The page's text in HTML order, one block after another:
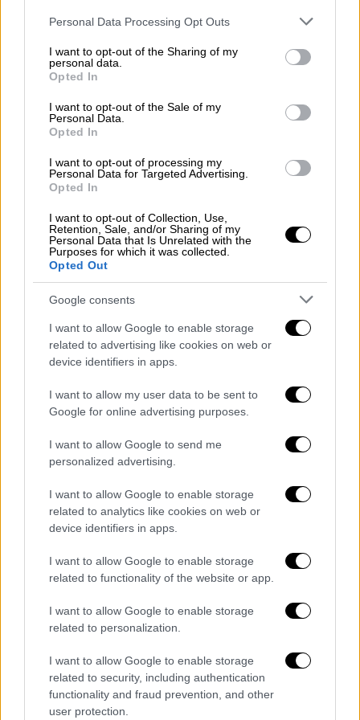
Please note that this website/app uses one or more Google
not limited to your visit or usage behaviour. You may click to
grant or deny consent to Google and its third-party tags to
use your data for below specified purposes in below Google
consent section.
Personal Data Processing Opt Outs
I want to opt-out of the Sharing of my
personal data.
Opted In
I want to opt-out of the Sale of my
Personal Data.
Opted In
I want to opt-out of processing my
Personal Data for Targeted Advertising.
Opted In
I want to opt-out of Collection, Use,
Retention, Sale, and/or Sharing of my
Personal Data that Is Unrelated with the
Purposes for which it was collected.
Opted Out
Google consents
I want to allow Google to enable storage
related to advertising like cookies on web or
device identifiers in apps.
I want to allow my user data to be sent to
Google for online advertising purposes.
I want to allow Google to send me
personalized advertising.
I want to allow Google to enable storage
related to analytics like cookies on web or
device identifiers in apps.
I want to allow Google to enable storage
related to functionality of the website or app.
I want to allow Google to enable storage
related to personalization.
I want to allow Google to enable storage
related to security, including authentication
functionality and fraud prevention, and other
user protection.
israel-palestininas.jpg
πόλεμος των 6 ημερών το 1967
καθολική επικράτηση του Ισραήλ απέναντι
στις γειτονικές Αραβικές χώρες, άλλαξε την
εδαφική και την πολιτική βάση των
διαπραγματεύσεων για την επίλυση του
προβλήματος. Η συμφωνία του 1978
Αιγύπτου Ισραήλ στο Καμπ Ντέιβιντ, με
πρόεδρο τωνΗΠΑτων Δημοκρατικό Κάρτερ,
Παλαιστινιακού. Πράγματι στην συνέχεια η
συμφωνία του Όσλο το 1993, μεταξύ Αραφάτ
και Ράμπιν, επί προεδρίας Κλίντον, έδωσε
διεθνή ταυτότητα στους Παλαιστίνιους, και
φάνηκε ότι είμαστε κοντά στην δημιουργία
Παλαιστινιακής κρατικής οντότητας, με
ταυτόχρονη αναγνώριση του κράτους του
Μάλιστα ηΕΕανέλαβε και χρηματοδότησε
με 30 δις $ συνολικά
για την οικονομική ανάπτυξη και την
δημιουργία κρατικών δομών. Οι
Παλαιστινιακήηγεσία και οι νέες ομάδες